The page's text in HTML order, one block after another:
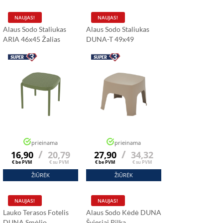
užsakymas buvo
Baldai tvirti ir
kavinėje.”
Alaus Sodo Staliukas
ARIA 46x45 Žalias
NAUJAS!
prieinama
16,90
€ be PVM
/ 20,79
€ su PVM
ŽIŪRĖK
Alaus Sodo Staliukas
DUNA-T 49x49
NAUJAS!
prieinama
27,90
€ be PVM
/ 34,32
€ su PVM
ŽIŪRĖK
Lauko Terasos Fotelis
NAUJAS!
Alaus Sodo Kėdė DUNA
NAUJAS!